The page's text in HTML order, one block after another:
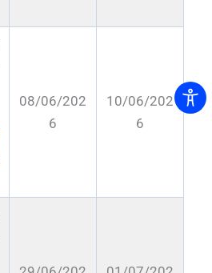
08/06/202
6
10/06/202
6